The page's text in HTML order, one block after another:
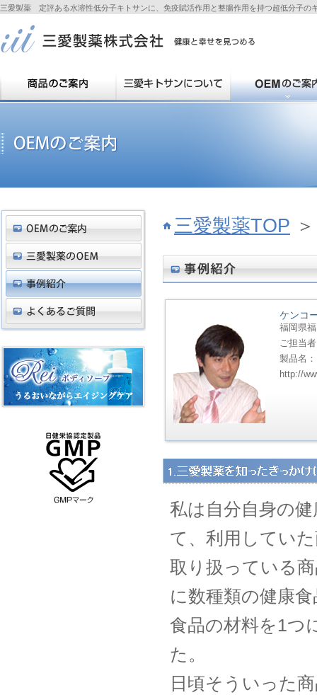
三愛製薬 定評ある水溶性低分子キトサンに、免疫賦活作用と整腸作用を持つ超低分子の
三愛製薬TOP
ケンコ
福岡県
ご担当
製品名
http://
私は自分自身の
て、利用してい
取り扱っている
に数種類の健康
食品の材料を1つ
た。
日頃そういった